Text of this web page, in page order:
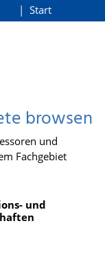
Start
browsen
und
Fachgebiet
und